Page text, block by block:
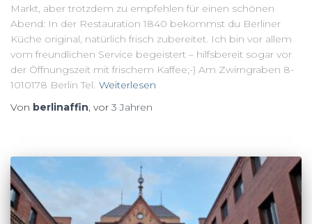
Markt, aber trotzdem zu empfehlen für einen schönen
Abend: In der Restauration 1840 bekommst du Berliner
Küche original, natürlich frisch zubereitet. Ich bin vor allem
vom freundlichen Service begeistert – hilfsbereit sogar vor
der Öffnungszeit mit frischem Kaffee;-) Am Zwirngraben 8-
1010178 Berlin Tel. Weiterlesen
Von berlinaffin, vor 3 Jahren